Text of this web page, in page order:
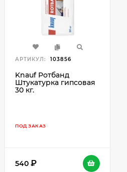
АРТИКУЛ: 103856
Knauf Ротбанд
Штукатурка гипсовая
30 кг.
ПОД ЗАКАЗ
540